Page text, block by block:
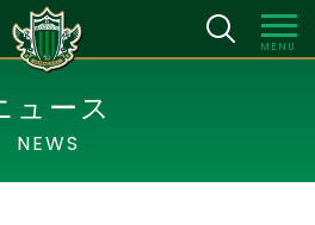
MENU
ュース
NEWS